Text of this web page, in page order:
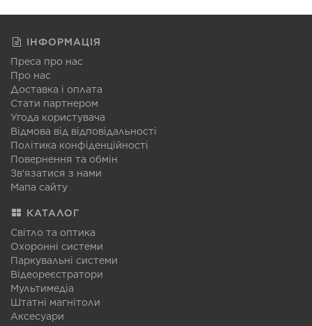
ІНФОРМАЦІЯ
Преса про нас
Про нас
Доставка і оплата
Стати партнером
Угода користувача
Відмова від відповідальності
Політика конфіденційності
Повернення та обмін
Зв'язатися з нами
Мапа сайту
КАТАЛОГ
Світло та оптика
Охоронні системи
Паркувальні системи
Відеореєстратори
Мультимедіа
Штатні магнітоли
Аксесуари